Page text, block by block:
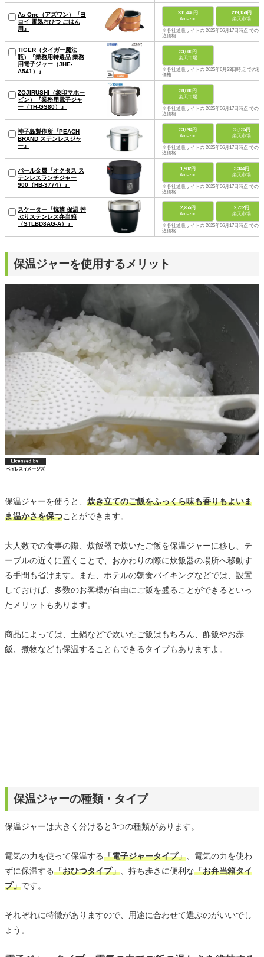
As One（アズワン）『ヨ
ロイ 電気おひつ ごはん
用』
231,446円
Amazon
219,158円
楽天市場
※各社通販サイトの 2025年06月17日時点 での税
込価格
TIGER（タイガー魔法
瓶）『業務用特選品 業務
用電子ジャー（JHE-
A541）』
33,600円
楽天市場
※各社通販サイトの 2025年6月23日時点 での税
価格
ZOJIRUSHI（象印マホー
ビン）『業務用電子ジャ
ー（TH-GS80）』
38,880円
楽天市場
※各社通販サイトの 2025年06月17日時点 での税
込価格
神子島製作所『PEACH
BRAND ステンレスジャ
ー』
33,694円
Amazon
35,135円
楽天市場
※各社通販サイトの 2025年06月17日時点 での税
込価格
パール金属『オクタス ス
テンレスランチジャー
900（HB-3774）』
1,982円
Amazon
3,344円
楽天市場
※各社通販サイトの 2025年06月17日時点 での税
込価格
スケーター『抗菌 保温 丼
ぶりステンレス弁当箱
（STLBD8AG-A）』
2,255円
Amazon
2,732円
楽天市場
※各社通販サイトの 2025年06月17日時点 での税
込価格
保温ジャーを使用するメリット
保温ジャーを使うと、 炊き立てのご飯をふっくら味も香りもよいま
ま温かさを保つことができます。
大人数での食事の際、炊飯器で炊いたご飯を保温ジャーに移し、テ
ーブルの近くに置くことで、おかわりの際に炊飯器の場所へ移動す
る手間も省けます。また、ホテルの朝食バイキングなどでは、設置
しておけば、多数のお客様が自由にご飯を盛ることができるといっ
たメリットもあります。
商品によっては、土鍋などで炊いたご飯はもちろん、酢飯やお赤
飯、煮物なども保温することもできるタイプもありますよ。
保温ジャーの種類・タイプ
保温ジャーは大きく分けると3つの種類があります。
電気の力を使って保温する「電子ジャータイプ」、電気の力を使わ
ずに保温する「おひつタイプ」、持ち歩きに便利な「お弁当箱タイ
プ」です。
それぞれに特徴がありますので、用途に合わせて選ぶのがいいでし
ょう。